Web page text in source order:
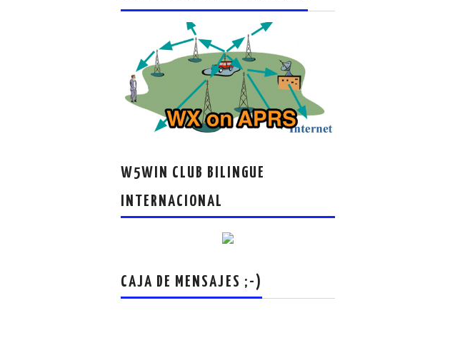
W5WIN CLUB BILINGUE
INTERNACIONAL
CAJA DE MENSAJES ;-)